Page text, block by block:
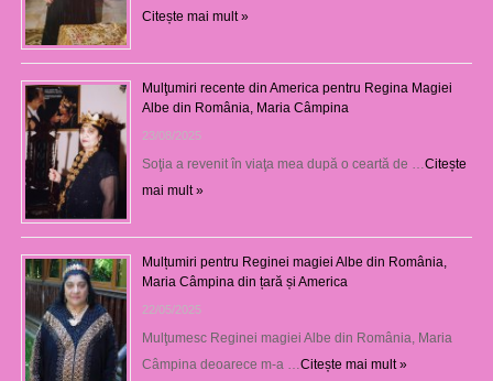
Citește mai mult »
Mulţumiri recente din America pentru Regina Magiei
Albe din România, Maria Câmpina
23/08/2025
Soţia a revenit în viaţa mea după o ceartă de …Citește
mai mult »
Mulțumiri pentru Reginei magiei Albe din România,
Maria Câmpina din țară și America
22/05/2025
Mulţumesc Reginei magiei Albe din România, Maria
Câmpina deoarece m-a …Citește mai mult »